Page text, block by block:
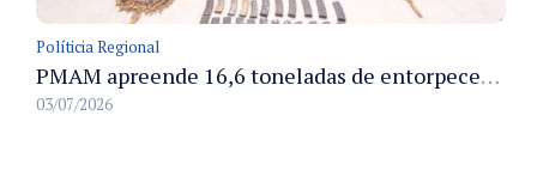
Políticia Regional
PMAM apreende 16,6 toneladas de entorpecentes e registra aumento nas prisões em flagrante e nas capturas de foragidos no primeiro semestre de 2026
03/07/2026